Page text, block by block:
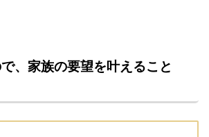
、家族の要望を叶えること